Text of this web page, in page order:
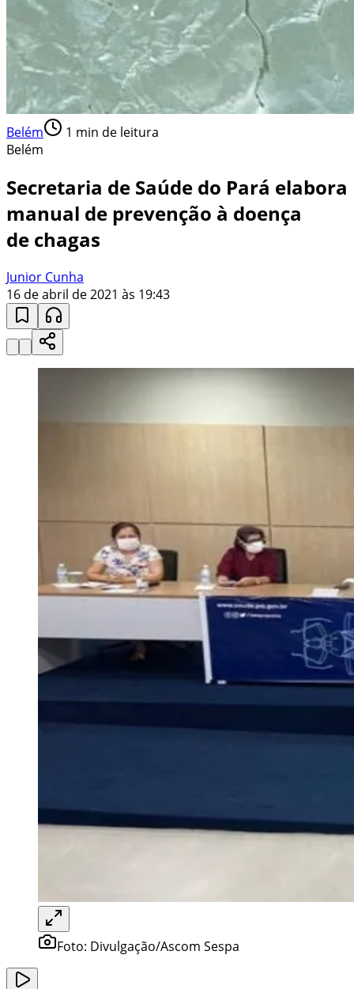
Belém 1 min de leitura
Belém
Secretaria de Saúde do Pará elabora
manual de prevenção à doença
de chagas
Junior Cunha
16 de abril de 2021 às 19:43
Foto: Divulgação/Ascom Sespa